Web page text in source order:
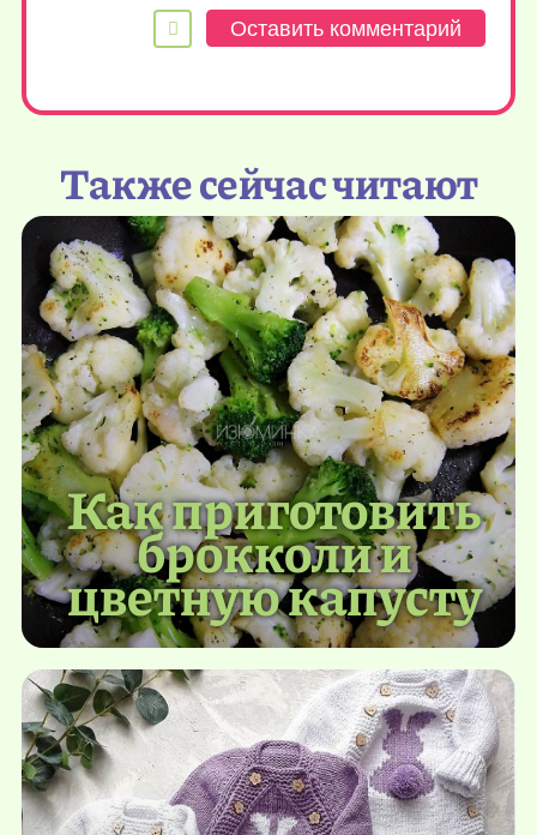
Также сейчас читают
Как приготовить
брокколи и
цветную капусту